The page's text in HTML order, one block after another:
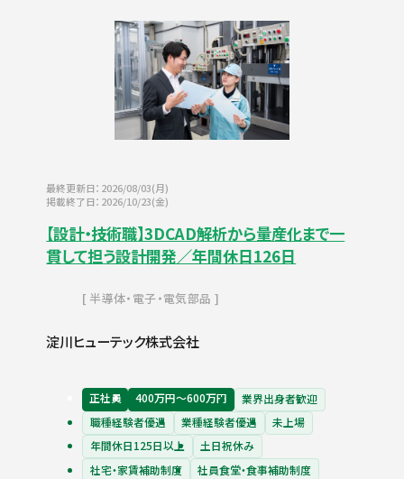
最終更新日：2026/08/03(月)
掲載終了日：2026/10/23(金)
【設計・技術職】3DCAD解析から量産化まで一
貫して担う設計開発／年間休日126日
半導体・電子・電気部品
淀川ヒューテック株式会社
正社員 400万円〜600万円
業界出身者歓迎
職種経験者優遇
業種経験者優遇
未上場
年間休日125日以上
土日祝休み
社宅・家賃補助制度
社員食堂・食事補助制度